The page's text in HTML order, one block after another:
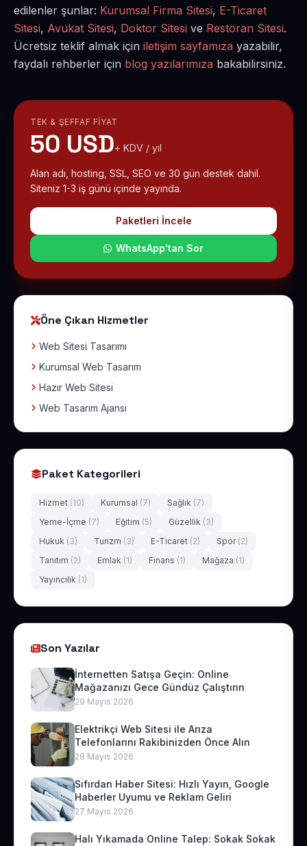
edilenler şunlar: Kurumsal Firma Sitesi, E-Ticaret
Sitesi, Avukat Sitesi, Doktor Sitesi ve Restoran Sitesi.
Ücretsiz teklif almak için iletişim sayfamıza yazabilir,
faydalı rehberler için blog yazılarımıza bakabilirsiniz.
TEK & ŞEFFAF FIYAT
50 USD+ KDV / yıl
Alan adı, hosting, SSL, SEO ve 30 gün destek dahil.
Siteniz 1-3 iş günü içinde yayında.
Paketleri İncele
WhatsApp'tan Sor
Öne Çıkan Hizmetler
Web Sitesi Tasarımı
Kurumsal Web Tasarım
Hazır Web Sitesi
Web Tasarım Ajansı
Paket Kategorileri
Hizmet (10) Kurumsal (7) Sağlık (7)
Yeme-İçme (7) Eğitim (5) Güzellik (3)
Hukuk (3) Turizm (3) E-Ticaret (2) Spor (2)
Tanıtım (2) Emlak (1) Finans (1) Mağaza (1)
Yayıncılık (1)
Son Yazılar
İnternetten Satışa Geçin: Online
Mağazanızı Gece Gündüz Çalıştırın
29 Mayıs 2026
Elektrikçi Web Sitesi ile Arıza
Telefonlarını Rakibinizden Önce Alın
28 Mayıs 2026
Sıfırdan Haber Sitesi: Hızlı Yayın, Google
Haberler Uyumu ve Reklam Geliri
27 Mayıs 2026
Halı Yıkamada Online Talep: Sokak Sokak